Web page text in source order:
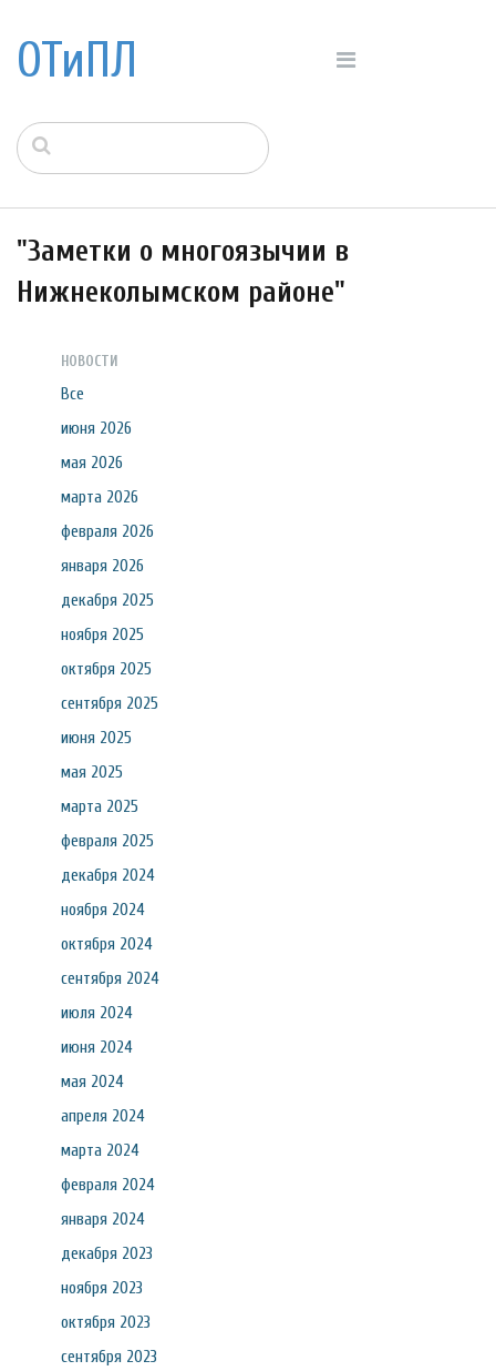
ОТиПЛ
"Заметки о многоязычии в
Нижнеколымском районе"
НОВОСТИ
Все
июня 2026
мая 2026
марта 2026
февраля 2026
января 2026
декабря 2025
ноября 2025
октября 2025
сентября 2025
июня 2025
мая 2025
марта 2025
февраля 2025
декабря 2024
ноября 2024
октября 2024
сентября 2024
июля 2024
июня 2024
мая 2024
апреля 2024
марта 2024
февраля 2024
января 2024
декабря 2023
ноября 2023
октября 2023
сентября 2023